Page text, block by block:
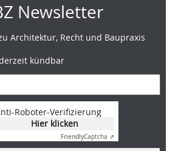
Newsletter
Architektur, Recht und Baupraxis
kündbar
Roboter-Verifizierung
Hier klicken
FriendlyCaptcha ⇗